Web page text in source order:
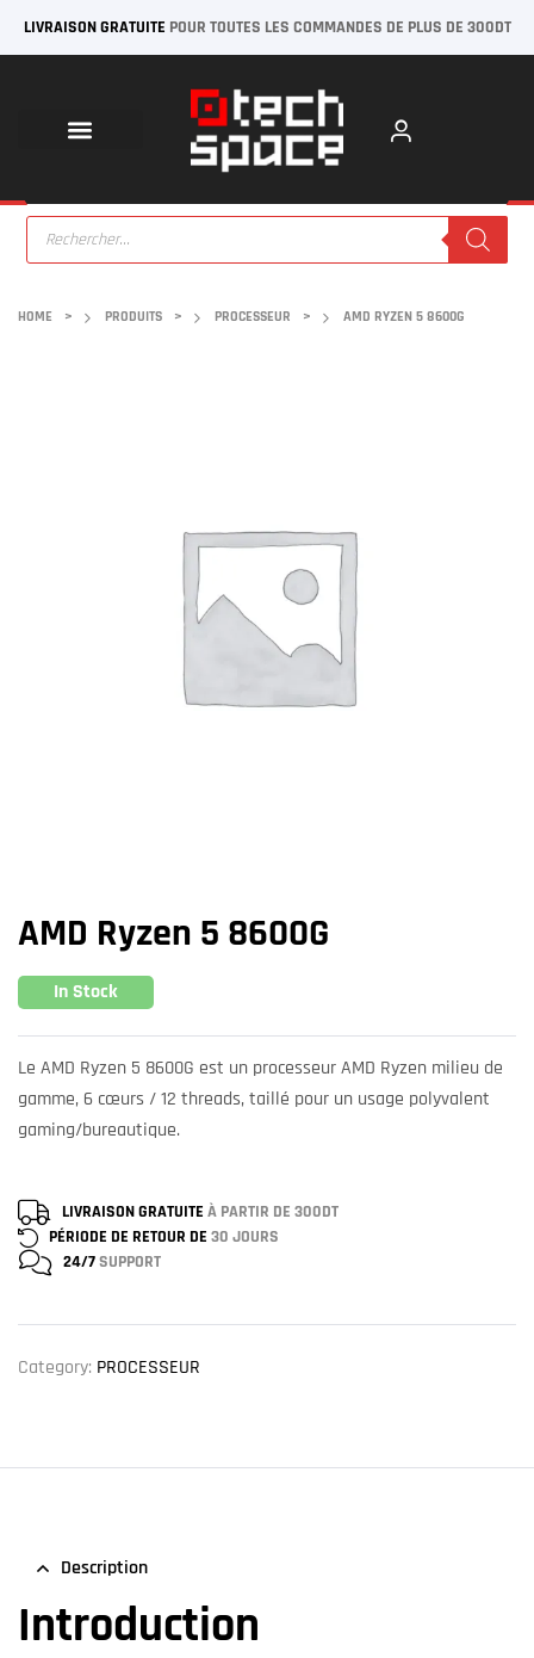
LIVRAISON GRATUITE POUR TOUTES LES COMMANDES DE PLUS DE 300DT
HOME > PRODUITS > PROCESSEUR > AMD RYZEN 5 8600G
AMD Ryzen 5 8600G
In Stock
Le AMD Ryzen 5 8600G est un processeur AMD Ryzen milieu de
gamme, 6 cœurs / 12 threads, taillé pour un usage polyvalent
gaming/bureautique.
LIVRAISON GRATUITE À PARTIR DE 300DT
PÉRIODE DE RETOUR DE 30 JOURS
24/7SUPPORT
Category: PROCESSEUR
Description
Introduction